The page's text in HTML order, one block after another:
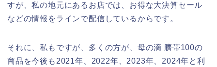
すが、私の地元にあるお店では、お得な大決算セール
などの情報をラインで配信しているからです。
それに、私もですが、多くの方が、母の滴 臍帯100の
商品を今後も2021年、2022年、2023年、2024年と利